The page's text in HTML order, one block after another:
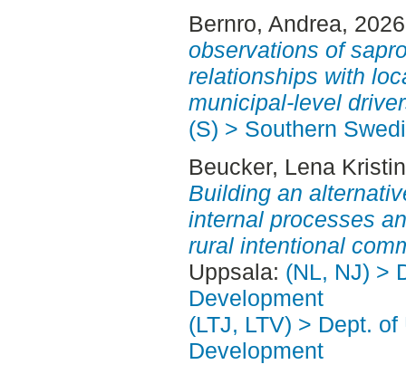
Bernro, Andrea,
observations of
relationships with
municipal-level
(S) > Southern
Beucker, Lena Kristin
Building an
internal processes
rural intentional
Uppsala: (NL, NJ) >
Development
(LTJ, LTV) > Dept.
Development